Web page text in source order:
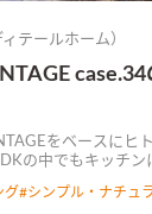
テールホーム）
をベースにヒト加えを。
の中でもキッチ
がりました。
グ#シンプル・ナチュ